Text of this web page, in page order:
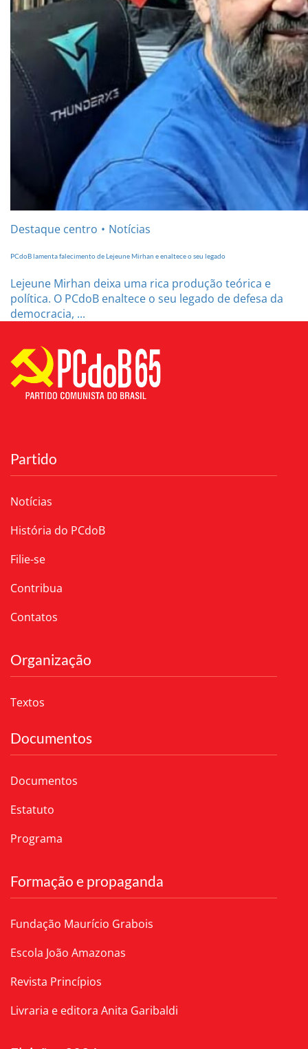
Destaque centro Notícias
PCdoB lamenta falecimento de Lejeune Mirhan e enaltece o seu legado
Lejeune Mirhan deixa uma rica produção teórica e
política. O PCdoB enaltece o seu legado de defesa da
democracia, ...
Partido
Notícias
História do PCdoB
Filie-se
Contribua
Contatos
Organização
Textos
Documentos
Documentos
Estatuto
Programa
Formação e propaganda
Fundação Maurício Grabois
Escola João Amazonas
Revista Princípios
Livraria e editora Anita Garibaldi